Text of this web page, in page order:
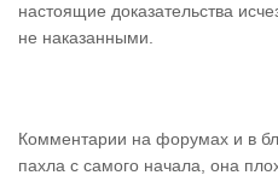
настоящие доказательства
не наказанными.
Комментарии на форумах и в
пахла с самого начала, она